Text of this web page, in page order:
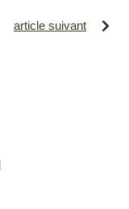
article suivant